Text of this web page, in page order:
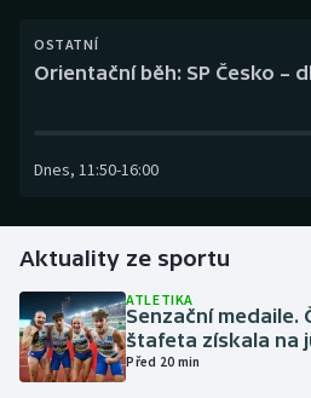
Dostihy
Gymnastika
Házená
Jezdectví
OSTATNÍ
Orientační běh: SP Česko –
Dnes, 11:50-16:00
Aktuality ze sportu
ATLETIKA
Senzační medaile.
štafeta získala na
Před 20 min